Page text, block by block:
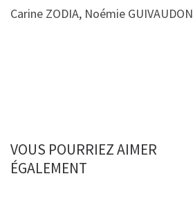
Carine ZODIA, Noémie GUIVAUDON
VOUS POURRIEZ AIMER
ÉGALEMENT